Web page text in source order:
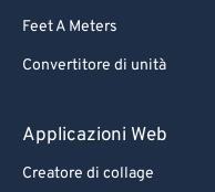
Feet A Meters
Convertitore di unità
Applicazioni Web
Creatore di collage